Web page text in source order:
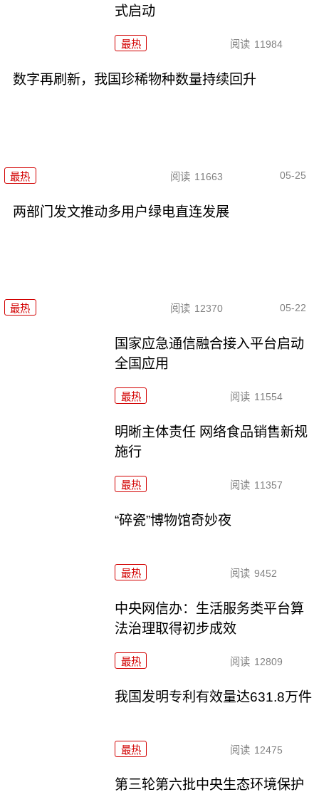
式启动
最热 阅读 11984
数字再刷新，我国珍稀物种数量持续回升
最热 阅读 11663 05-25
两部门发文推动多用户绿电直连发展
最热 阅读 12370 05-22
国家应急通信融合接入平台启动
全国应用
最热 阅读 11554
明晰主体责任 网络食品销售新规
施行
最热 阅读 11357
“碎瓷”博物馆奇妙夜
最热 阅读 9452
中央网信办：生活服务类平台算
法治理取得初步成效
最热 阅读 12809
我国发明专利有效量达631.8万件
最热 阅读 12475
第三轮第六批中央生态环境保护